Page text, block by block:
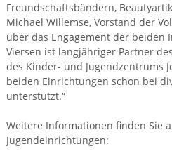
Freundschaftsbändern,
Michael Willemse, Vorstand der
über das Engagement der beiden
Viersen ist langjähriger Partner
des Kinder- und Jugendzentrums
beiden Einrichtungen schon bei
unterstützt.“
Weitere Informationen finden Sie
Jugendeinrichtungen: